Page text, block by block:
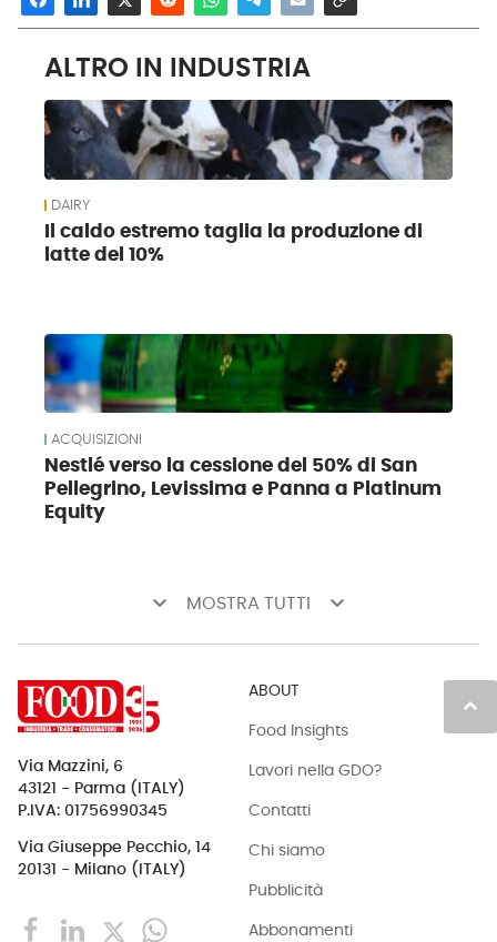
ALTRO IN INDUSTRIA
DAIRY
Il caldo estremo taglia la produzione di
latte del 10%
ACQUISIZIONI
Nestlé verso la cessione del 50% di San
Pellegrino, Levissima e Panna a Platinum
Equity
keyboard_arrow_down MOSTRA TUTTI keyboard_arrow_down
keyboard_arrow_up
Via Mazzini, 6
43121 - Parma (ITALY)
P.IVA: 01756990345
Via Giuseppe Pecchio, 14
20131 - Milano (ITALY)
ABOUT
Food Insights
Lavori nella GDO?
Contatti
Chi siamo
Pubblicità
Abbonamenti